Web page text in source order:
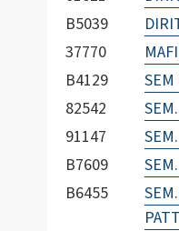
B5039
37770
B4129
SEM
82542
91147
B7609
B6455